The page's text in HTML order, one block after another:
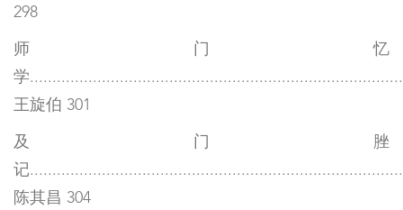
298
师门忆
学
王旋伯 301
及门脞
记
陈其昌 304